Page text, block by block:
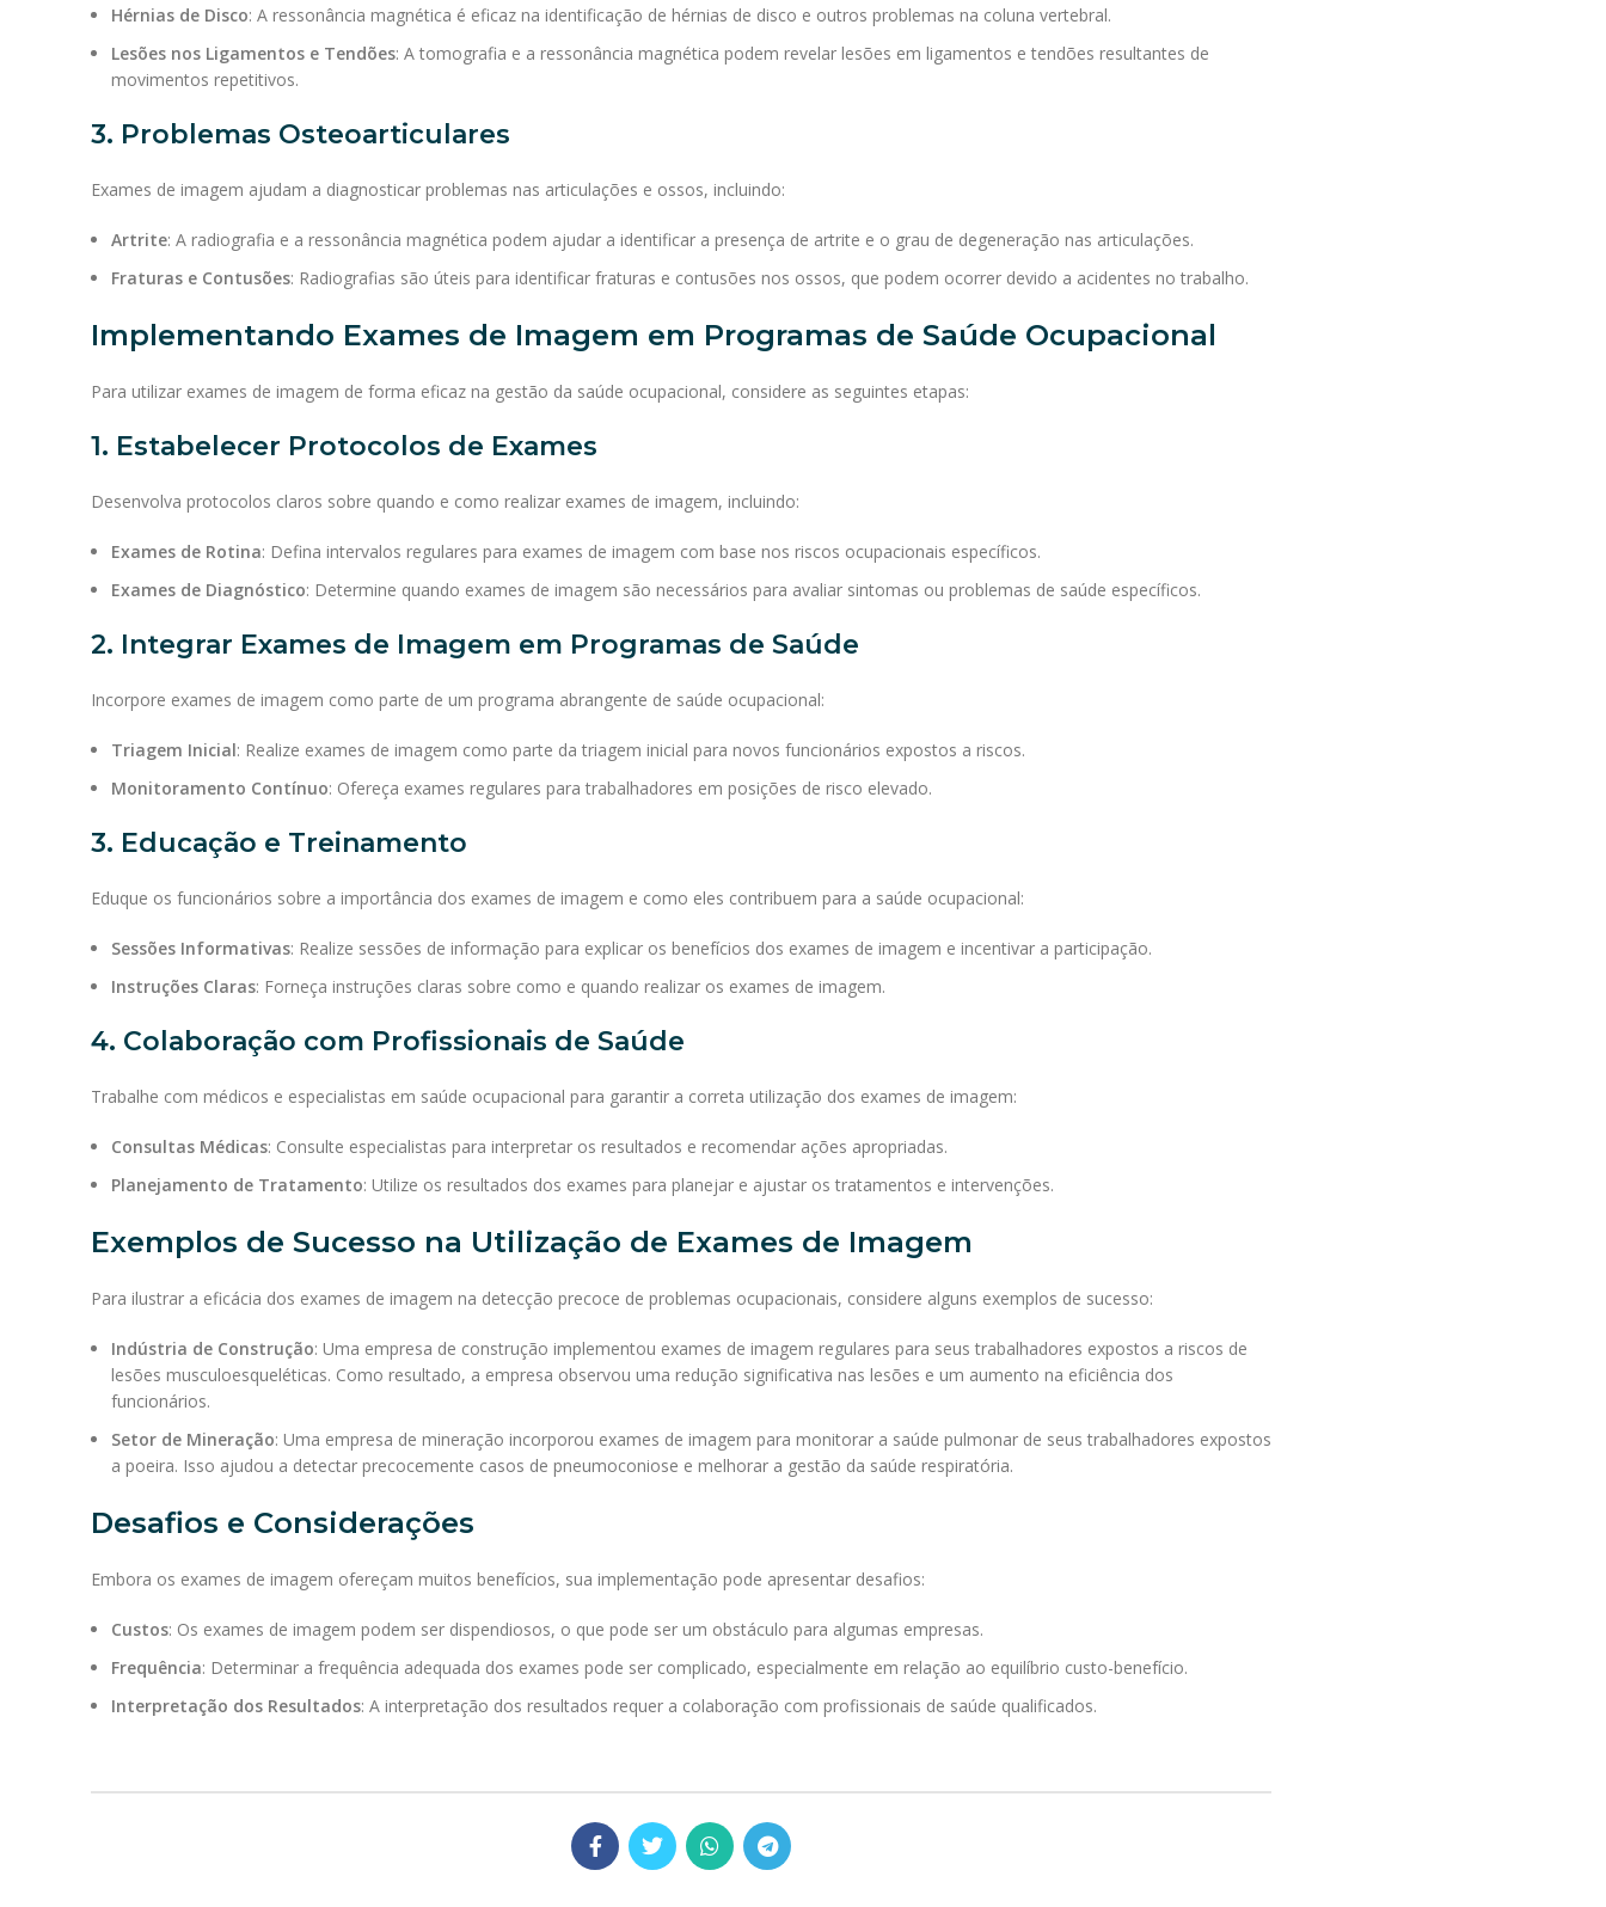
Hérnias de Disco: A ressonância magnética é eficaz na identificação de hérnias de disco e outros problemas na coluna vertebral.
Lesões nos Ligamentos e Tendões: A tomografia e a ressonância magnética podem revelar lesões em ligamentos e tendões resultantes de
movimentos repetitivos.
3. Problemas Osteoarticulares
Exames de imagem ajudam a diagnosticar problemas nas articulações e ossos, incluindo:
Artrite: A radiografia e a ressonância magnética podem ajudar a identificar a presença de artrite e o grau de degeneração nas articulações.
Fraturas e Contusões: Radiografias são úteis para identificar fraturas e contusões nos ossos, que podem ocorrer devido a acidentes no trabalho.
Implementando Exames de Imagem em Programas de Saúde Ocupacional
Para utilizar exames de imagem de forma eficaz na gestão da saúde ocupacional, considere as seguintes etapas:
1. Estabelecer Protocolos de Exames
Desenvolva protocolos claros sobre quando e como realizar exames de imagem, incluindo:
Exames de Rotina: Defina intervalos regulares para exames de imagem com base nos riscos ocupacionais específicos.
Exames de Diagnóstico: Determine quando exames de imagem são necessários para avaliar sintomas ou problemas de saúde específicos.
2. Integrar Exames de Imagem em Programas de Saúde
Incorpore exames de imagem como parte de um programa abrangente de saúde ocupacional:
Triagem Inicial: Realize exames de imagem como parte da triagem inicial para novos funcionários expostos a riscos.
Monitoramento Contínuo: Ofereça exames regulares para trabalhadores em posições de risco elevado.
3. Educação e Treinamento
Eduque os funcionários sobre a importância dos exames de imagem e como eles contribuem para a saúde ocupacional:
Sessões Informativas: Realize sessões de informação para explicar os benefícios dos exames de imagem e incentivar a participação.
Instruções Claras: Forneça instruções claras sobre como e quando realizar os exames de imagem.
4. Colaboração com Profissionais de Saúde
Trabalhe com médicos e especialistas em saúde ocupacional para garantir a correta utilização dos exames de imagem:
Consultas Médicas: Consulte especialistas para interpretar os resultados e recomendar ações apropriadas.
Planejamento de Tratamento: Utilize os resultados dos exames para planejar e ajustar os tratamentos e intervenções.
Exemplos de Sucesso na Utilização de Exames de Imagem
Para ilustrar a eficácia dos exames de imagem na detecção precoce de problemas ocupacionais, considere alguns exemplos de sucesso:
Indústria de Construção: Uma empresa de construção implementou exames de imagem regulares para seus trabalhadores expostos a riscos de
lesões musculoesqueléticas. Como resultado, a empresa observou uma redução significativa nas lesões e um aumento na eficiência dos
funcionários.
Setor de Mineração: Uma empresa de mineração incorporou exames de imagem para monitorar a saúde pulmonar de seus trabalhadores expostos
a poeira. Isso ajudou a detectar precocemente casos de pneumoconiose e melhorar a gestão da saúde respiratória.
Desafios e Considerações
Embora os exames de imagem ofereçam muitos benefícios, sua implementação pode apresentar desafios:
Custos: Os exames de imagem podem ser dispendiosos, o que pode ser um obstáculo para algumas empresas.
Frequência: Determinar a frequência adequada dos exames pode ser complicado, especialmente em relação ao equilíbrio custo-benefício.
Interpretação dos Resultados: A interpretação dos resultados requer a colaboração com profissionais de saúde qualificados.